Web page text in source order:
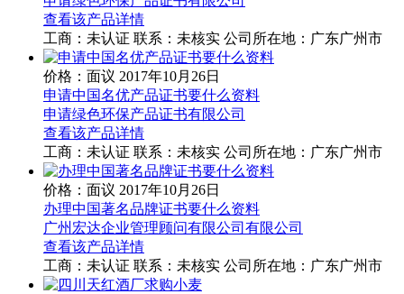
查看该产品详情
工商： 未认证 联系： 未核实 公司所在地：广东广州市
价格：面议 2017年10月26日
申请中国名优产品证书要什么资料
申请绿色环保产品证书有限公司
查看该产品详情
工商： 未认证 联系： 未核实 公司所在地：广东广州市
价格：面议 2017年10月26日
办理中国著名品牌证书要什么资料
广州宏达企业管理顾问有限公司有限公司
查看该产品详情
工商： 未认证 联系： 未核实 公司所在地：广东广州市